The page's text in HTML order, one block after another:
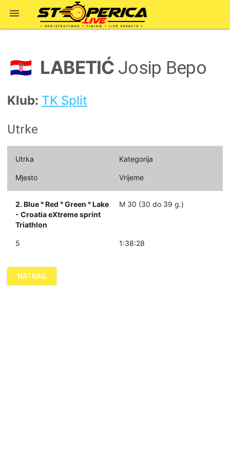

🇭🇷 LABETIĆ Josip Bepo
Klub: TK Split
Utrke
Utrka Kategorija
Mjesto Vrijeme
2. Blue ° Red ° Green ° Lake
- Croatia eXtreme sprint
Triathlon
M 30 (30 do 39 g.)
5 1:38:28
NATRAG